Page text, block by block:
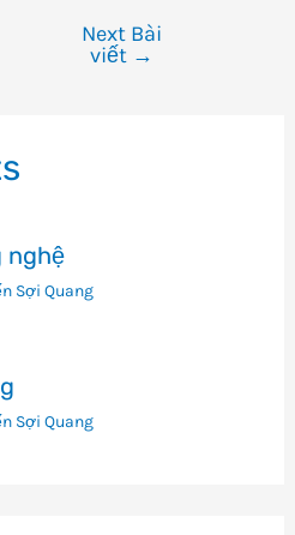
Next Bài
viết →
nghệ
Sợi Quang
Sợi Quang